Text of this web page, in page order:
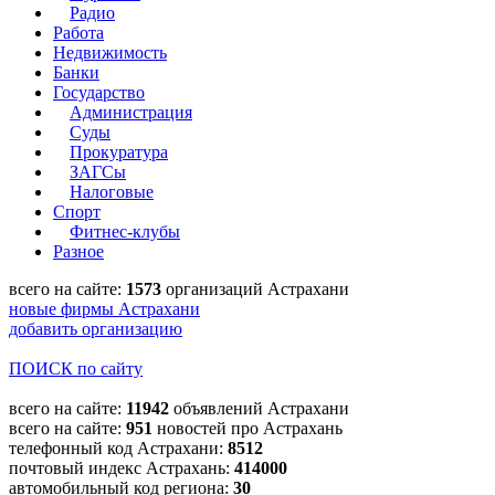
Радио
Работа
Недвижимость
Банки
Государство
Администрация
Суды
Прокуратура
ЗАГСы
Налоговые
Спорт
Фитнес-клубы
Разное
всего на сайте: 1573 организаций Астрахани
новые фирмы Астрахани
добавить организацию
ПОИСК по сайту
всего на сайте: 11942 объявлений Астрахани
всего на сайте: 951 новостей про Астрахань
телефонный код Астрахани: 8512
почтовый индекс Астрахань: 414000
автомобильный код региона: 30